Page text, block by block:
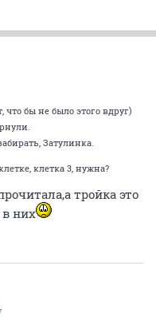
что бы не было этого вдруг)
Затулинка.
клетка 3, нужна?
тройка это
в них